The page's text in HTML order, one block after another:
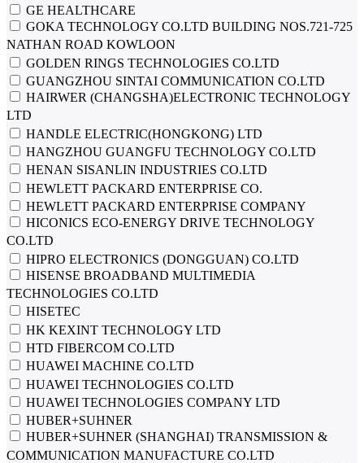
GE HEALTHCARE
GOKA TECHNOLOGY CO.LTD BUILDING NOS.721-725
NATHAN ROAD KOWLOON
GOLDEN RINGS TECHNOLOGIES CO.LTD
GUANGZHOU SINTAI COMMUNICATION CO.LTD
HAIRWER (CHANGSHA)ELECTRONIC TECHNOLOGY
LTD
HANDLE ELECTRIC(HONGKONG) LTD
HANGZHOU GUANGFU TECHNOLOGY CO.LTD
HENAN SISANLIN INDUSTRIES CO.LTD
HEWLETT PACKARD ENTERPRISE CO.
HEWLETT PACKARD ENTERPRISE COMPANY
HICONICS ECO-ENERGY DRIVE TECHNOLOGY
CO.LTD
HIPRO ELECTRONICS (DONGGUAN) CO.LTD
HISENSE BROADBAND MULTIMEDIA
TECHNOLOGIES CO.LTD
HISETEC
HK KEXINT TECHNOLOGY LTD
HTD FIBERCOM CO.LTD
HUAWEI MACHINE CO.LTD
HUAWEI TECHNOLOGIES CO.LTD
HUAWEI TECHNOLOGIES COMPANY LTD
HUBER+SUHNER
HUBER+SUHNER (SHANGHAI) TRANSMISSION &
COMMUNICATION MANUFACTURE CO.LTD